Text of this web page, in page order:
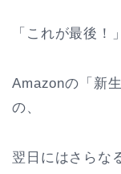
「これが最後！
Amazonの「新
の、
翌日にはさらな